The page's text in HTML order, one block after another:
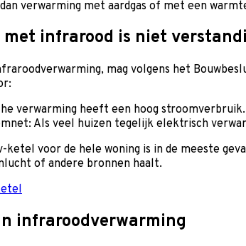
verwarming met aardgas of met een
infrarood is niet
mag volgens het
verwarming heeft een hoog
Als veel huizen tegelijk elektrisch
ketel voor de hele woning is in de meeste
of andere bronnen haalt.
infraroodverwarming